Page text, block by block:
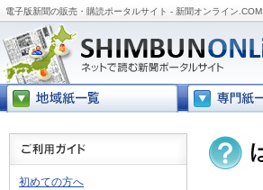
電子版新聞の販売・購読ポータルサイト - 新聞オンライン.COM
初めての方へ